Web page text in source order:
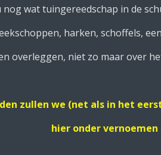
in de schuur
harken,
niet zo maar over het
zullen we (net als in het
hier onder